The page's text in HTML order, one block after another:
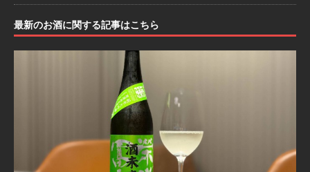
最新のお酒に関する記事はこちら